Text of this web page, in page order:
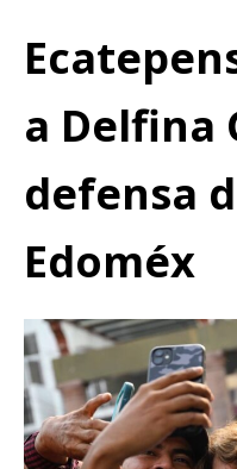
a Delfina
defensa
Edoméx